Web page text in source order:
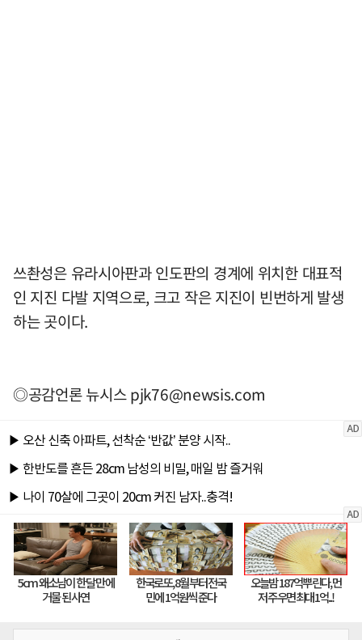
쓰촨성은 유라시아판과 인도판의 경계에 위치한 대표적
인 지진 다발 지역으로, 크고 작은 지진이 빈번하게 발생
하는 곳이다.
◎공감언론 뉴시스pjk76@newsis.com